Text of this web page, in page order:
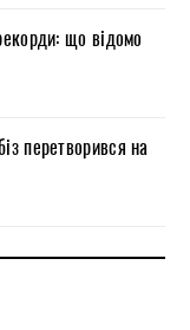
що відомо
перетворився на